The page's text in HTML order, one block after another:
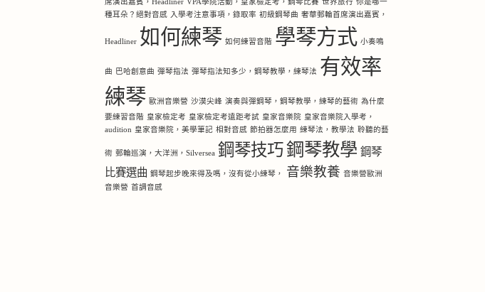
種耳朵？絕對音感 入學考注意事項，錄取率 初級鋼琴曲 奢華郵輪首席演出嘉賓，
Headliner 如何練琴 如何練習音階 學琴方式 小奏鳴
曲 巴哈創意曲 彈琴指法 彈琴指法知多少，鋼琴教學，練琴法 有效率
練琴 歐洲音樂營 沙漠尖峰 演奏與彈鋼琴，鋼琴教學，練琴的藝術 為什麼
要練習音階 皇家檢定考 皇家檢定考遠距考試 皇家音樂院 皇家音樂院入學考，
audition 皇家音樂院，美學筆記 相對音感 節拍器怎麼用 練琴法，教學法 聆聽的藝
術 郵輪巡演，大洋洲，Silversea 鋼琴技巧鋼琴教學 鋼琴
比賽選曲 鋼琴起步晚來得及嗎，沒有從小練琴， 音樂教養 音樂營歐洲
音樂營 首調音感